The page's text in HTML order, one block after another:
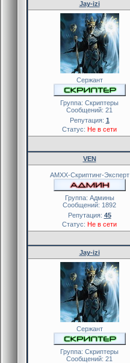
Jay-izi
Сержант
Группа: Скриптеры
Сообщений: 21
Репутация: 1
Статус: Не в сети
VEN
AMXX-Скриптинг-Эксперт
Группа: Админы
Сообщений: 1892
Репутация: 45
Статус: Не в сети
Jay-izi
Сержант
Группа: Скриптеры
Сообщений: 21